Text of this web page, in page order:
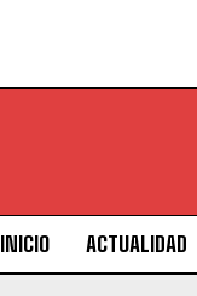
INICIO ACTUALIDAD